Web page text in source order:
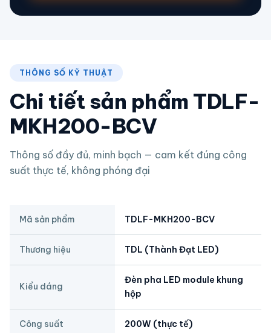
THÔNG SỐ KỸ THUẬT
Chi tiết sản phẩm TDLF-
MKH200-BCV
Thông số đầy đủ, minh bạch — cam kết đúng công
suất thực tế, không phóng đại
Mã sản phẩm TDLF-MKH200-BCV
Thương hiệu TDL (Thành Đạt LED)
Kiểu dáng
Đèn pha LED module khung
hộp
Công suất 200W (thực tế)